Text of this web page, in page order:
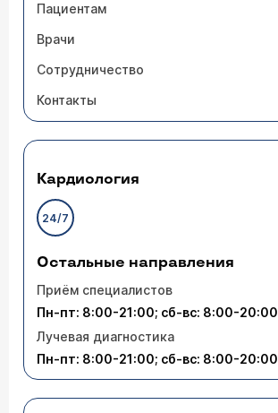
Пациентам
Врачи
Сотрудничество
Контакты
Кардиология
24/7
Остальные направления
Приём специалистов
Пн-пт: 8:00-21:00; сб-вс: 8:00-20:00
Лучевая диагностика
Пн-пт: 8:00-21:00; сб-вс: 8:00-20:00